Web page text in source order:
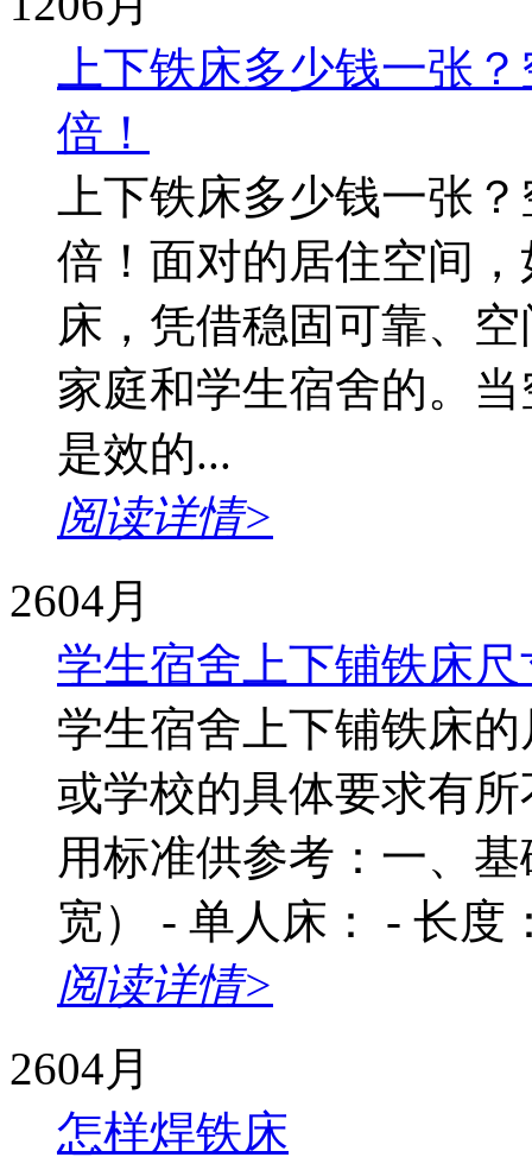
上下铁床多少钱一张
倍！
上下铁床多少钱一张
倍！面对的居住空间
床，凭借稳固可靠、
家庭和学生宿舍的。
是效的...
阅读详情>
2604月
学生宿舍上下铺铁床
学生宿舍上下铺铁床
或学校的具体要求有
用标准供参考：一、
宽） - 单人床： - 长度
阅读详情>
2604月
怎样焊铁床